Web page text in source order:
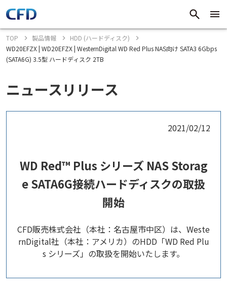
TOP 製品情報
HDD (ハードディスク)
WD20EFZX | WD20EFZX | WesternDigital WD Red Plus NAS向け SATA3 6Gbps
(SATA6G) 3.5型 ハードディスク 2TB
ニュースリリース
2021/02/12
WD Red™ Plus シリーズ NAS Storag
e SATA6G接続ハードディスクの取扱
開始
CFD販売株式会社（本社：名古屋市中区）は、Weste
rnDigital社（本社：アメリカ）のHDD「WD Red Plu
s シリーズ」の取扱を開始いたします。